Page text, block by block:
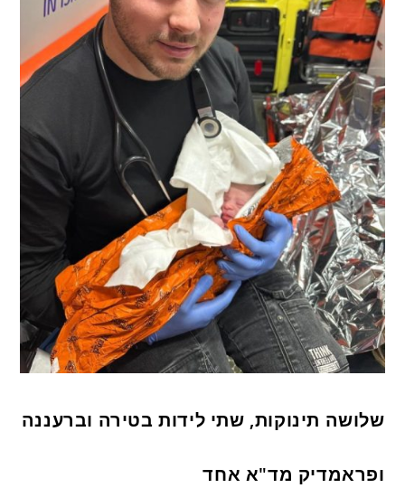
שלושה תינוקות, שתי לידות בטירה וברעננה
ופראמדיק מד"א אחד